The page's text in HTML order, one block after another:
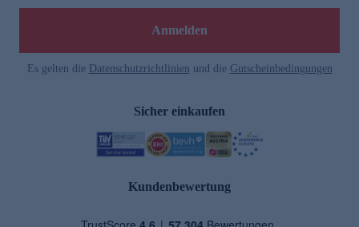
Anmelden
Es gelten die Datenschutzrichtlinien und die Gutscheinbedingungen
Sicher einkaufen
Kundenbewertung